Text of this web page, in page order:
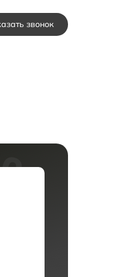
звонок